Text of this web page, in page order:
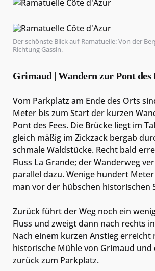
Der schönste Blick auf Ramatuelle: Von der
Richtung Gassin.
Grimaud | Wandern zur Pont des
Vom Parkplatz am Ende des Orts
Meter bis zum Start der kurzen
Pont des Fees. Die Brücke liegt im
gleich mäßig im Zickzack bergab
schmale Waldstücke. Recht bald
Fluss La Grande; der Wanderweg
parallel dazu. Wenige hundert
man vor der hübschen historischen
Zurück führt der Weg noch ein
Fluss und zweigt dann nach rechts
Nach einem kurzen Anstieg erreicht
historische Mühle von Grimaud und
zurück zum Parkplatz.